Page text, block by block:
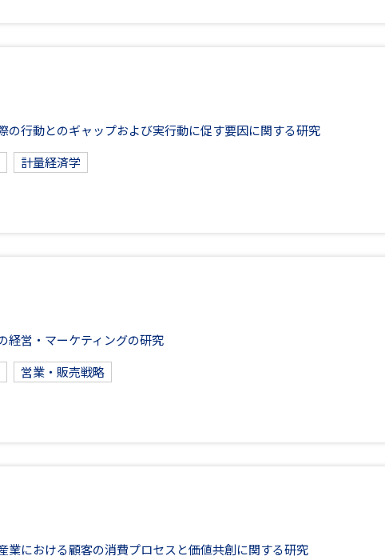
の行動とのギャップおよび実行動に促す要因に関する研究
計量経済学
経営・マーケティングの研究
営業・販売戦略
業における顧客の消費プロセスと価値共創に関する研究